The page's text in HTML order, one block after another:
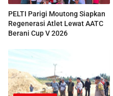
PELTI Parigi Moutong Siapkan
Regenerasi Atlet Lewat AATC
Berani Cup V 2026